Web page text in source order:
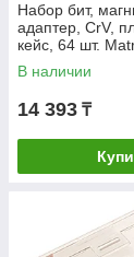
Набор бит,
адаптер, CrV,
кейс, 64 шт.
В наличии
14 393 ₸